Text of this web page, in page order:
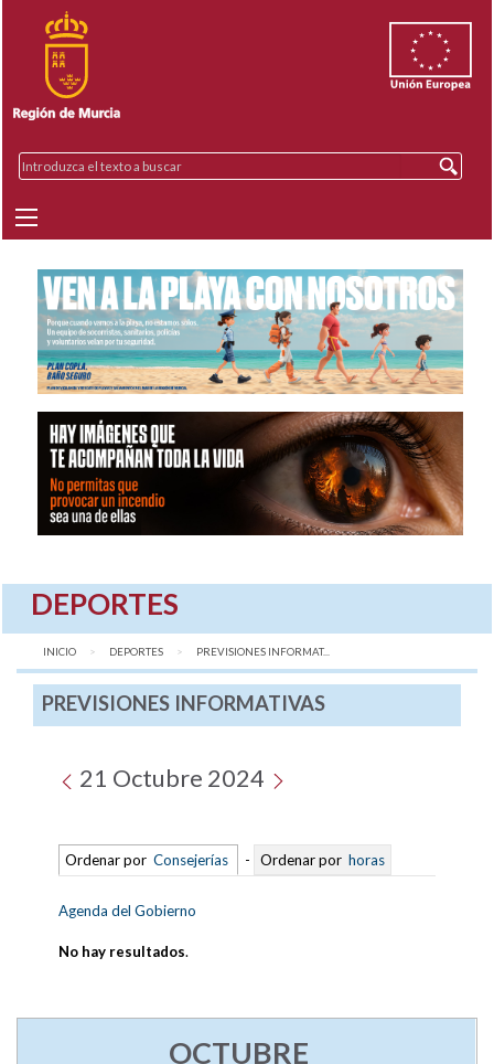
DEPORTES
INICIO DEPORTES AQUÍ:
PREVISIONES INFORMAT...
PREVISIONES INFORMATIVAS
21 Octubre 2024
Ordenar por Consejerías - Ordenar por horas
Agenda del Gobierno
No hay resultados.
OCTUBRE